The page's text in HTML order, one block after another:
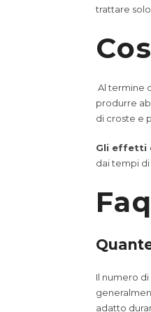
trattare
Al termine
produrre
di croste e
Gli effetti
dai tempi
Faq
Il numero
adatto